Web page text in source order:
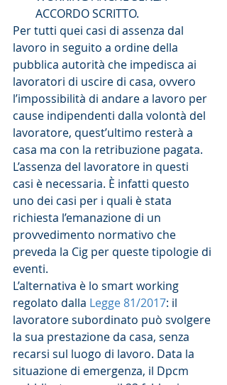
ACCORDO SCRITTO.
Per tutti quei casi di assenza dal
lavoro in seguito a ordine della
pubblica autorità che impedisca ai
lavoratori di uscire di casa, ovvero
l’impossibilità di andare a lavoro per
cause indipendenti dalla volontà del
lavoratore, quest’ultimo resterà a
casa ma con la retribuzione pagata.
L’assenza del lavoratore in questi
casi è necessaria. È infatti questo
uno dei casi per i quali è stata
richiesta l’emanazione di un
provvedimento normativo che
preveda la Cig per queste tipologie di
eventi.
L’alternativa è lo smart working
regolato dalla Legge 81/2017: il
lavoratore subordinato può svolgere
la sua prestazione da casa, senza
recarsi sul luogo di lavoro. Data la
situazione di emergenza, il Dpcm